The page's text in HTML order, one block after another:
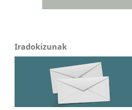
Iradokizunak